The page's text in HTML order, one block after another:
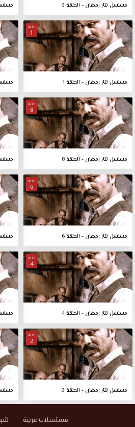
مسلسل تتار رمضان - الحلقة 3
حلقة
1
مسلسل تتار رمضان - الحلقة 1
حلقة
8
مسلسل تتار رمضان - الحلقة 8
حلقة
6
مسلسل تتار رمضان - الحلقة 6
حلقة
4
مسلسل تتار رمضان - الحلقة 4
حلقة
2
مسلسل تتار رمضان - الحلقة 2
مسلسلات عربية